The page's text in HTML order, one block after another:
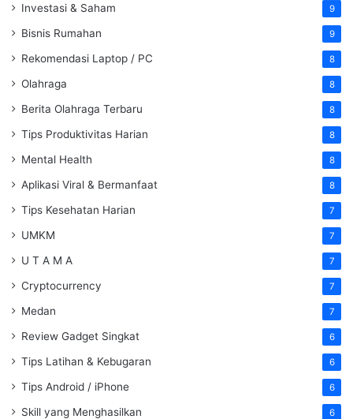
Investasi & Saham 9
Bisnis Rumahan 9
Rekomendasi Laptop / PC 8
Olahraga 8
Berita Olahraga Terbaru 8
Tips Produktivitas Harian 8
Mental Health 8
Aplikasi Viral & Bermanfaat 8
Tips Kesehatan Harian 7
UMKM 7
U T A M A 7
Cryptocurrency 7
Medan 7
Review Gadget Singkat 6
Tips Latihan & Kebugaran 6
Tips Android / iPhone 6
Skill yang Menghasilkan 6